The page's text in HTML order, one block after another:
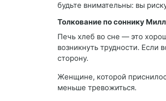
будьте внимательны: вы
Толкование по соннику
Печь хлеб во сне — это
возникнуть трудности.
сторону.
Женщине, которой
меньше тревожиться.